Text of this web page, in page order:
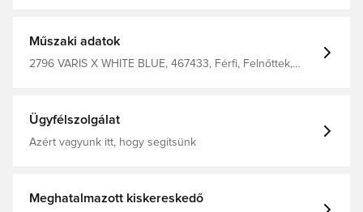
Műszaki adatok
2796 VARIS X WHITE BLUE, 467433, Férfi, Felnőttek,
Ügyfélszolgálat
Azért vagyunk itt, hogy segítsünk
Meghatalmazott kiskereskedő